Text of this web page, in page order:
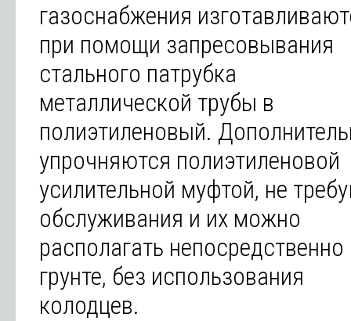
газоснабжения
при помощи запресовывания
стального патрубка
металлической трубы в
полиэтиленовый.
упрочняются полиэтиленовой
усилительной муфтой, не
обслуживания и их можно
располагать непосредственно
грунте, без использования
колодцев.